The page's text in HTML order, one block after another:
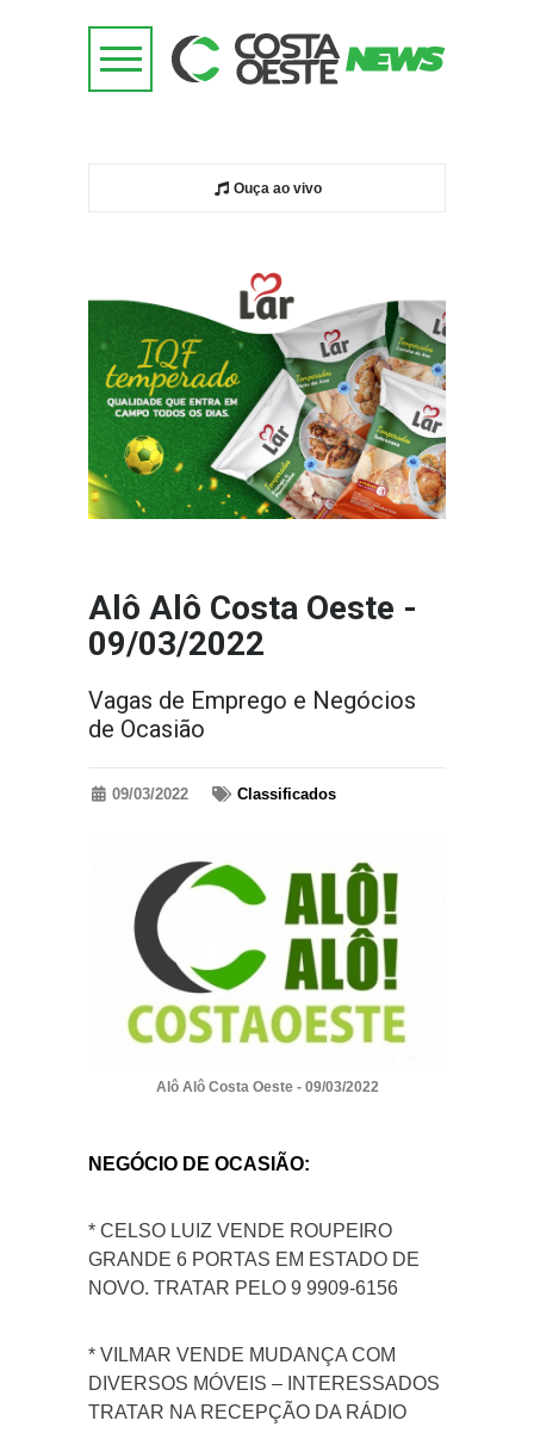
Ouça ao vivo
Alô Alô Costa Oeste -
09/03/2022
Vagas de Emprego e Negócios
de Ocasião
09/03/2022 Classificados
Alô Alô Costa Oeste - 09/03/2022
NEGÓCIO DE OCASIÃO:
* CELSO LUIZ VENDE ROUPEIRO
GRANDE 6 PORTAS EM ESTADO DE
NOVO. TRATAR PELO 9 9909-6156
* VILMAR VENDE MUDANÇA COM
DIVERSOS MÓVEIS – INTERESSADOS
TRATAR NA RECEPÇÃO DA RÁDIO